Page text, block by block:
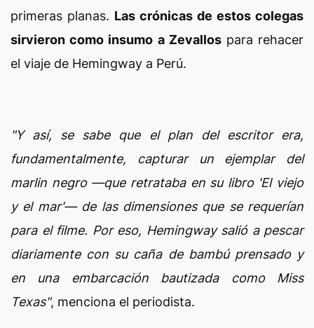
primeras planas. Las crónicas de estos colegas
sirvieron como insumo a Zevallospara rehacer
el viaje de Hemingway a Perú.
"Y así, se sabe que el plan del escritor era,
fundamentalmente, capturar un ejemplar del
marlin negro —que retrataba en su libro 'El viejo
y el mar'— de las dimensiones que se requerían
para el filme. Por eso, Hemingway salió a pescar
diariamente con su caña de bambú prensado y
en una embarcación bautizada como Miss
Texas", menciona el periodista.